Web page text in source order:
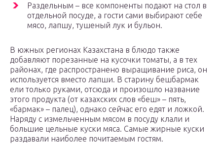
Раздельным – все компоненты подают на стол в
отдельной посуде, а гости сами выбирают себе
мясо, лапшу, тушеный лук и бульон.
В южных регионах Казахстана в блюдо также
добавляют порезанные на кусочки томаты, а в тех
районах, где распространено выращивание риса, он
используется вместо лапши. В старину бешбармак
ели только руками, отсюда и произошло название
этого продукта (от казахских слов «беш» – пять,
«бармак» – палец), однако сейчас его едят и ложкой.
Наряду с измельченным мясом в посуду клали и
большие цельные куски мяса. Самые жирные куски
раздавали наиболее почитаемым гостям.